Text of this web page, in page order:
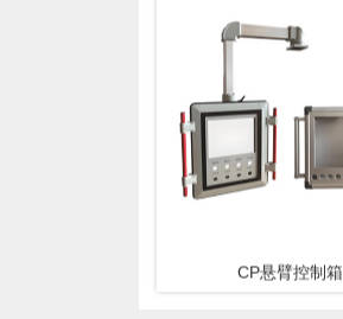
CP悬臂控制箱